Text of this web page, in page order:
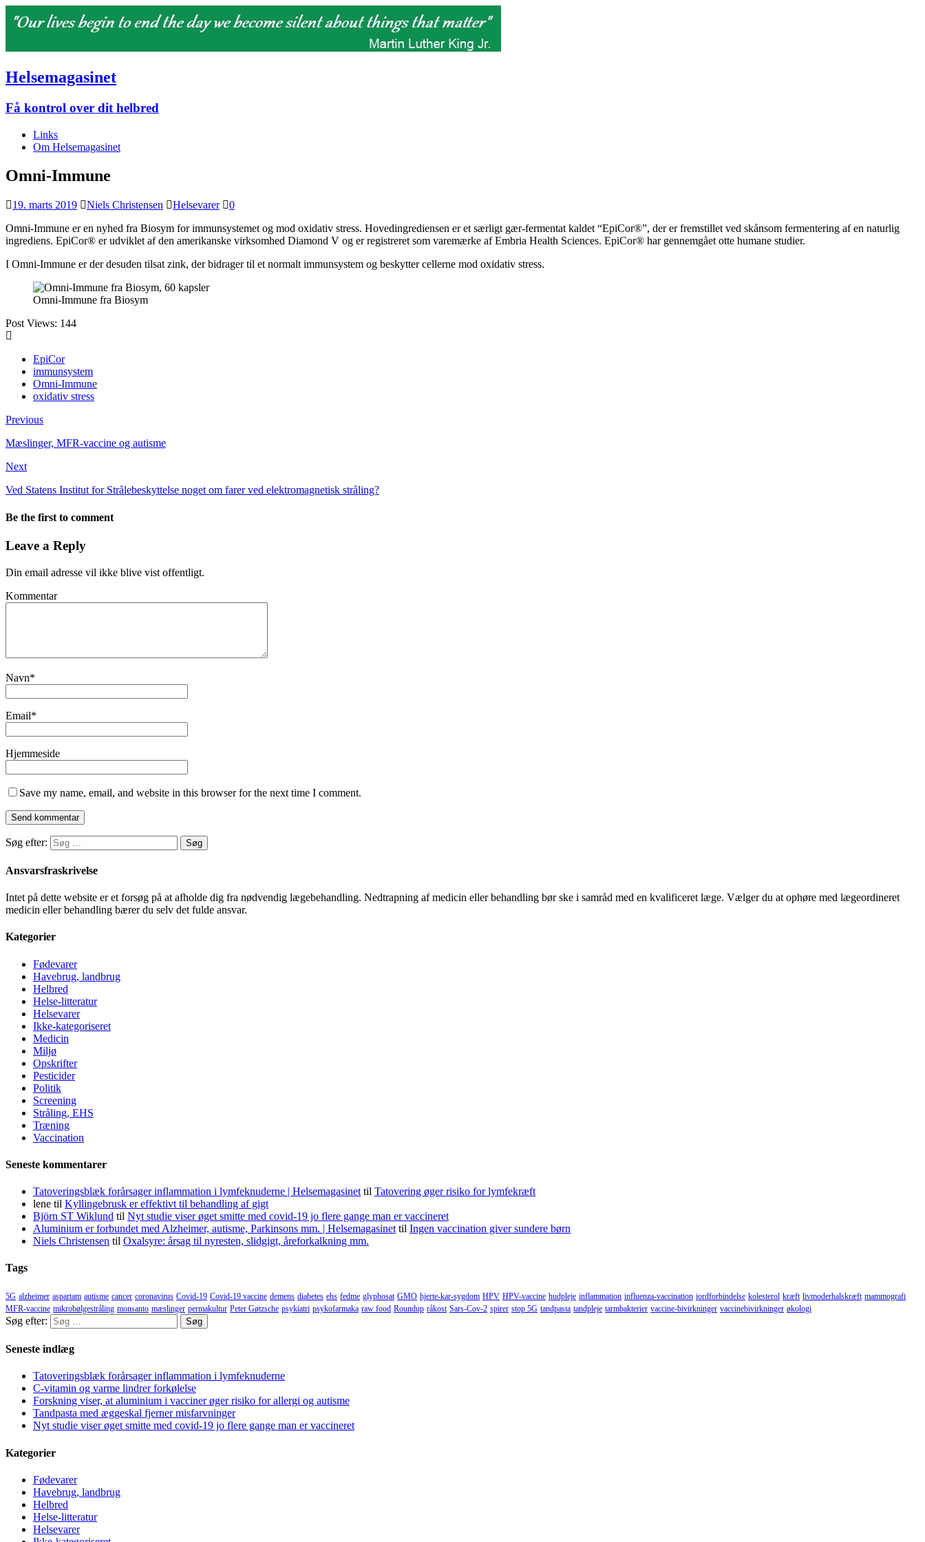
Helsemagasinet
Få kontrol over dit helbred
Links
Om Helsemagasinet
Omni-Immune
19. marts 2019 Niels Christensen Helsevarer
0
Omni-Immune er en nyhed fra Biosym for immunsystemet og mod oxidativ stress. Hovedingrediensen er et særligt gær-fermentat kaldet “EpiCor®”, der er fremstillet ved skånsom fermentering af en naturlig
ingrediens. EpiCor® er udviklet af den amerikanske virksomhed Diamond V og er registreret som varemærke af Embria Health Sciences. EpiCor® har gennemgået otte humane studier.
I Omni-Immune er der desuden tilsat zink, der bidrager til et normalt immunsystem og beskytter cellerne mod oxidativ stress.
Omni-Immune fra Biosym
Post Views: 144
EpiCor
immunsystem
Omni-Immune
oxidativ stress
Previous
Mæslinger, MFR-vaccine og autisme
Next
Ved Statens Institut for Strålebeskyttelse noget om farer ved elektromagnetisk stråling?
Be the first to comment
Leave a Reply
Din email adresse vil ikke blive vist offentligt.
Kommentar
Navn*
Email*
Hjemmeside
Save my name, email, and website in this browser for the next time I comment.
Søg efter:
Ansvarsfraskrivelse
Intet på dette website er et forsøg på at afholde dig fra nødvendig lægebehandling. Nedtrapning af medicin eller behandling bør ske i samråd med en kvalificeret læge. Vælger du at ophøre med lægeordineret
medicin eller behandling bærer du selv det fulde ansvar.
Kategorier
Fødevarer
Havebrug, landbrug
Helbred
Helse-litteratur
Helsevarer
Ikke-kategoriseret
Medicin
Miljø
Opskrifter
Pesticider
Politik
Screening
Stråling, EHS
Træning
Vaccination
Seneste kommentarer
Tatoveringsblæk forårsager inflammation i lymfeknuderne | Helsemagasinet til Tatovering øger risiko for lymfekræft
lene til Kyllingebrusk er effektivt til behandling af gigt
Björn ST Wiklund til Nyt studie viser øget smitte med covid-19 jo flere gange man er vaccineret
Aluminium er forbundet med Alzheimer, autisme, Parkinsons mm. | Helsemagasinet til Ingen vaccination giver sundere børn
Niels Christensen til Oxalsyre: årsag til nyresten, slidgigt, åreforkalkning mm.
Tags
5G alzheimer aspartam autisme cancer coronavirus Covid-19 Covid-19 vaccine demens diabetes ehs fedme glyphosat GMO hjerte-kar-sygdom HPV HPV-vaccine hudpleje inflammation influenza-vaccination jordforbindelse kolesterol kræft livmoderhalskræft mammografi
MFR-vaccine mikrobølgestråling monsanto mæslinger permakultur Peter Gøtzsche psykiatri psykofarmaka raw food Roundup råkost Sars-Cov-2 spirer stop 5G tandpasta tandpleje tarmbakterier vaccine-bivirkninger vaccinebivirkninger økologi
Søg efter:
Seneste indlæg
Tatoveringsblæk forårsager inflammation i lymfeknuderne
C-vitamin og varme lindrer forkølelse
Forskning viser, at aluminium i vacciner øger risiko for allergi og autisme
Tandpasta med æggeskal fjerner misfarvninger
Nyt studie viser øget smitte med covid-19 jo flere gange man er vaccineret
Kategorier
Fødevarer
Havebrug, landbrug
Helbred
Helse-litteratur
Helsevarer